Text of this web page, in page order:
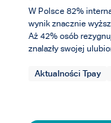
W Polsce 82%
wynik znacznie
Aż 42% osób
znalazły swojej
Aktualności Tpay